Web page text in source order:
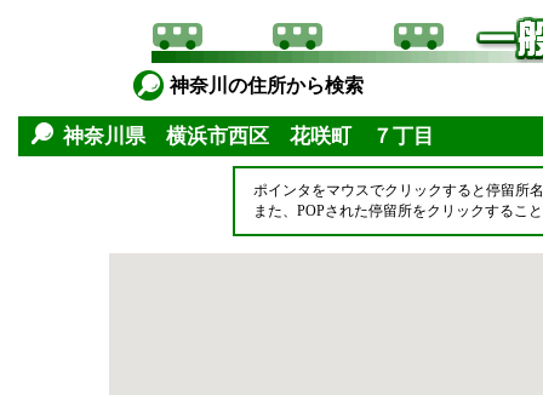
神奈川の住所から検索
神奈川県 横浜市西区 花咲町 ７丁目
ポインタをマウスでクリックすると停留所
また、POPされた停留所をクリックするこ